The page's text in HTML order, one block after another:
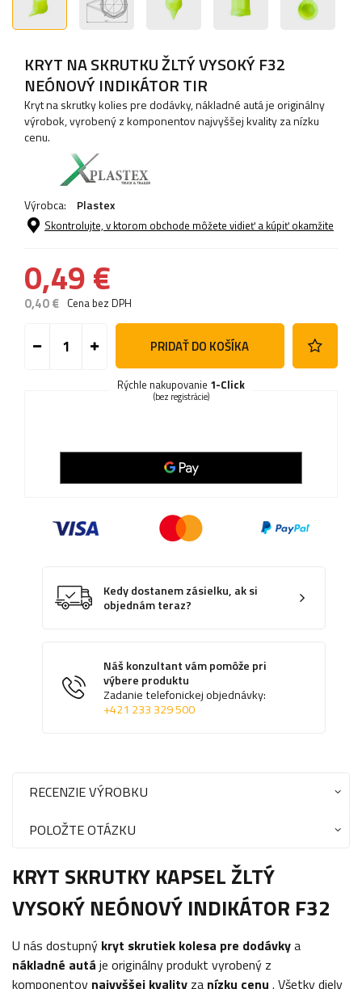
KRYT NA SKRUTKU ŽLTÝ VYSOKÝ F32
NEÓNOVÝ INDIKÁTOR TIR
Kryt na skrutky kolies pre dodávky, nákladné autá je originálny
výrobok, vyrobený z komponentov najvyššej kvality za nízku
cenu.
Výrobca: Plastex
Skontrolujte, v ktorom obchode môžete vidieť a kúpiť okamžite
0,49 €
0,40 € Cena bez DPH
PRIDAŤ DO KOŠÍKA
Rýchle nakupovanie 1-Click
(bez registrácie)
Kedy dostanem zásielku, ak si
objednám teraz?
Náš konzultant vám pomôže pri
výbere produktu
Zadanie telefonickej objednávky:
+421 233 329 500
RECENZIE VÝROBKU
POLOŽTE OTÁZKU
KRYT SKRUTKY KAPSEL ŽLTÝ
VYSOKÝ NEÓNOVÝ INDIKÁTOR F32
U nás dostupný kryt skrutiek kolesa pre dodávkya
nákladné autá je originálny produkt vyrobený z
komponentov najvyššej kvality za nízku cenu . Všetky diely